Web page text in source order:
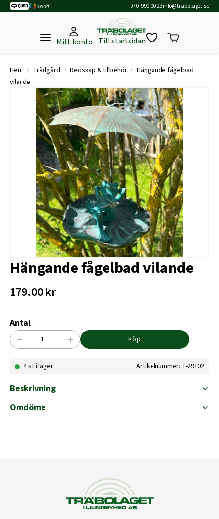
070-990 00 23info@trabolaget.se
Mitt konto Till startsidan
Hem › Trädgård › Redskap & tillbehör › Hängande fågelbad
vilande
Hängande fågelbad vilande
179.00kr
Antal
Hängande
vilande
− + Köp
4 st i lager Artikelnummer: T-29102
Beskrivning
Omdöme